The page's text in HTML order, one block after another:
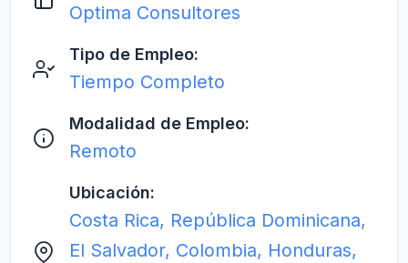
Optima Consultores
Tipo de Empleo:
Tiempo Completo
Modalidad de Empleo:
Remoto
Ubicación:
Costa Rica, República Dominicana,
El Salvador, Colombia, Honduras,